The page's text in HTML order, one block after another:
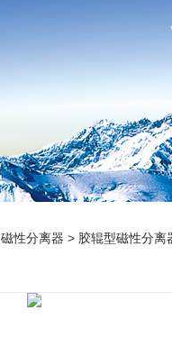
磁性分离器 > 胶辊型磁性分离